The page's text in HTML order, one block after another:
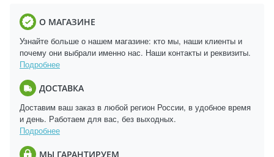
О МАГАЗИНЕ
Узнайте больше о нашем магазине: кто мы, наши клиенты и
почему они выбрали именно нас. Наши контакты и реквизиты.
Подробнее
ДОСТАВКА
Доставим ваш заказ в любой регион России, в удобное время
и день. Работаем для вас, без выходных.
Подробнее
МЫ ГАРАНТИРУЕМ